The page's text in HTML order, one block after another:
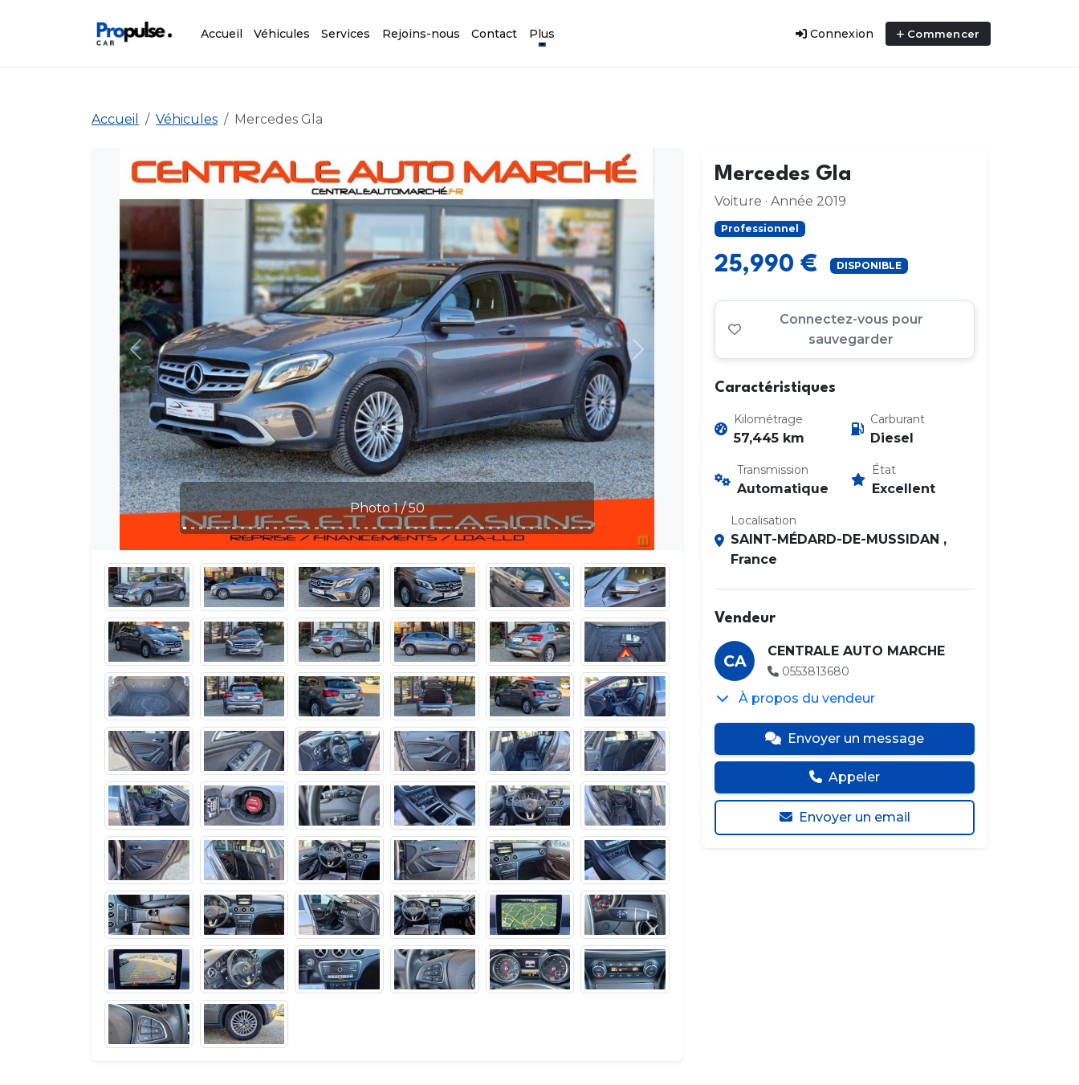
Accueil Véhicules Services Rejoins-nous Contact Plus Connexion Commencer
Accueil Véhicules Mercedes Gla
Photo 2 / 50
Précédent Suivant
Mercedes Gla
Voiture · Année 2019
Professionnel
25,990 € DISPONIBLE
Connectez-vous pour
sauvegarder
Caractéristiques
Kilométrage
57,445 km
Carburant
Diesel
Transmission
Automatique
État
Excellent
Localisation
SAINT-MÉDARD-DE-MUSSIDAN ,
France
Vendeur
CA
CENTRALE AUTO MARCHE
0553813680
À propos du vendeur
Envoyer un message
Appeler
Envoyer un email